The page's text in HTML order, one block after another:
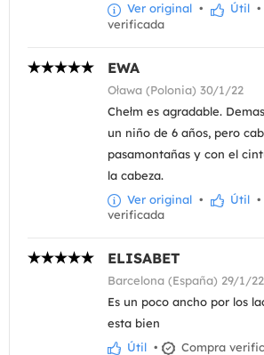
Ver original • Útil •
verificada
EWA
Oława (Polonia) 30/1/22
Chełm es agradable.
un niño de 6 años, pero
pasamontañas y con el
la cabeza.
Ver original • Útil •
verificada
ELISABET
Barcelona (España) 29/1/22
Es un poco ancho por los
esta bien
Útil • Compra